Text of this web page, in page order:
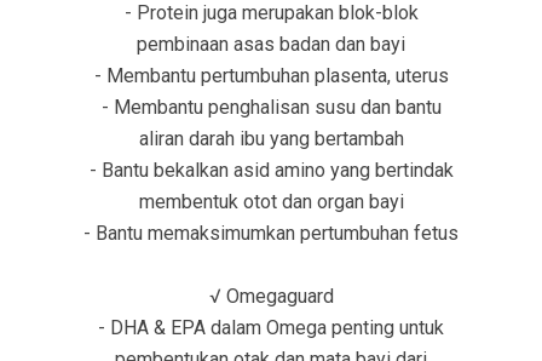
- Protein juga merupakan blok-blok
pembinaan asas badan dan bayi
- Membantu pertumbuhan plasenta, uterus
- Membantu penghalisan susu dan bantu
aliran darah ibu yang bertambah
- Bantu bekalkan asid amino yang bertindak
membentuk otot dan organ bayi
- Bantu memaksimumkan pertumbuhan fetus
√ Omegaguard
- DHA & EPA dalam Omega penting untuk